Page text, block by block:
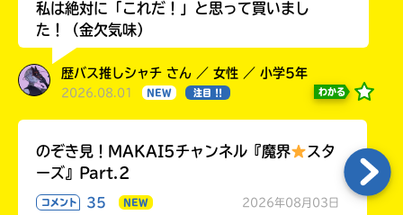
私は絶対に「これだ！」と思って買いまし
た！（金欠気味）
歴バス推しシャチ さん ／ 女性 ／ 小学5年
2026.08.01 NEW 注目 !! わかる
のぞき見！MAKAI5チャンネル『魔界
スタ
ーズ』Part.2
コメント 35 NEW 2026年08月03日